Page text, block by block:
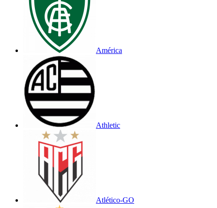
América
Athletic
Atlético-GO